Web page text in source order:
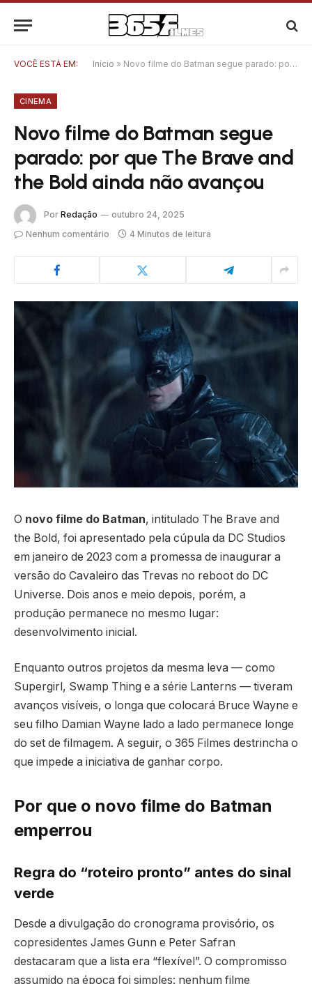
VOCÊ ESTÁ EM: Início » Novo filme do Batman segue parado: por que The Brave and the Bold ainda não avançou
CINEMA
Novo filme do Batman segue
parado: por que The Brave and
the Bold ainda não avançou
Por Redação
outubro 24, 2025
Nenhum comentário
4 Minutos de leitura
O novo filme do Batman, intitulado The Brave and
the Bold, foi apresentado pela cúpula da DC Studios
em janeiro de 2023 com a promessa de inaugurar a
versão do Cavaleiro das Trevas no reboot do DC
Universe. Dois anos e meio depois, porém, a
produção permanece no mesmo lugar:
desenvolvimento inicial.
Enquanto outros projetos da mesma leva — como
Supergirl, Swamp Thing e a série Lanterns — tiveram
avanços visíveis, o longa que colocará Bruce Wayne e
seu filho Damian Wayne lado a lado permanece longe
do set de filmagem. A seguir, o 365 Filmes destrincha o
que impede a iniciativa de ganhar corpo.
Por que o novo filme do Batman
emperrou
Regra do “roteiro pronto” antes do sinal
verde
Desde a divulgação do cronograma provisório, os
copresidentes James Gunn e Peter Safran
destacaram que a lista era “flexível”. O compromisso
assumido na época foi simples: nenhum filme